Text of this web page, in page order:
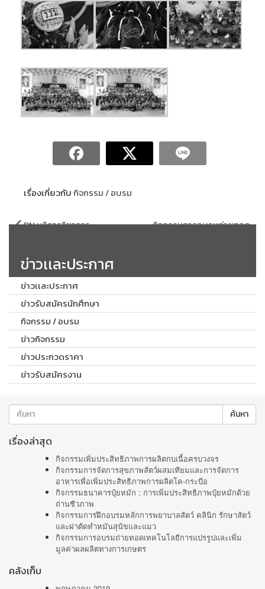
เรื่องเกี่ยวกับกิจกรรม / อบรม
แนะแนว
BN บริการวิชาการ
กิจกรรมการอบรมถ่ายทอด
ข่าวเเละประกาศ
ข่าวเเละประกาศ
ข่าวรับสมัครนักศึกษา
กิจกรรม / อบรม
ข่าวกิจกรรม
ข่าวประกวดราคา
ข่าวรับสมัครงาน
ค้นหา
เรื่องล่าสุด
กิจกรรมเพิ่มประสิทธิภาพการผลิตกบเนื้อครบวงจร
กิจกรรมการจัดการสุขภาพสัตว์ผสมเทียมและการจัดการ
อาหารเพื่อเพิ่มประสิทธิภาพการผลิตโค-กระบือ
กิจกรรมธนาคารปุ๋ยหมัก : การเพิ่มประสิทธิภาพปุ๋ยหมักด้วย
ถ่านชีวภาพ
กิจกรรมการฝึกอบรมหลักการพยาบาลสัตว์ คลินิก รักษาสัตว์
และผ่าตัดทำหมันสุนัขและแมว
กิจกรรมการอบรมถ่ายทอดเทคโนโลยีการแปรรูปและเพิ่ม
มูลค่าผลผลิตทางการเกษตร
คลังเก็บ